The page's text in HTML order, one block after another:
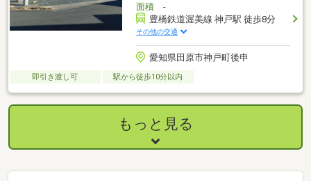
面積-
豊橋鉄道渥美線 神戸駅 徒歩8分
その他の交通
愛知県田原市神戸町後申
即引き渡し可 駅から徒歩10分以内
もっと見る